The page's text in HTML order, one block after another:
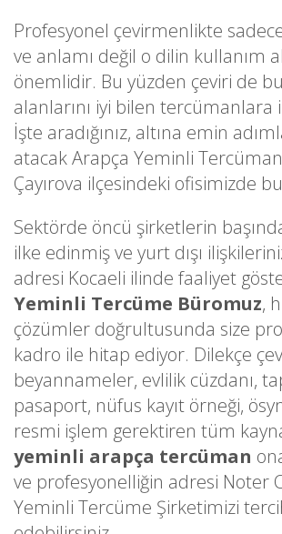
Profesyonel çevirmenlikte sadece
ve anlamı değil o dilin kullanım
önemlidir. Bu yüzden çeviri de
alanlarını iyi bilen tercümanlara
İşte aradığınız, altına emin
atacak Arapça Yeminli
Çayırova ilçesindeki ofisimizde
Sektörde öncü şirketlerin
ilke edinmiş ve yurt dışı
adresi Kocaeli ilinde faaliyet
Yeminli Tercüme Büromuz,
çözümler doğrultusunda size
kadro ile hitap ediyor. Dilekçe
beyannameler, evlilik cüzdanı,
pasaport, nüfus kayıt örneği,
resmi işlem gerektiren tüm
yeminli arapça tercüman
ve profesyonelliğin adresi Noter
Yeminli Tercüme Şirketimizi